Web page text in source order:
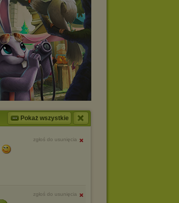
Pokaż wszystkie
zgłoś do usunięcia
zgłoś do usunięcia